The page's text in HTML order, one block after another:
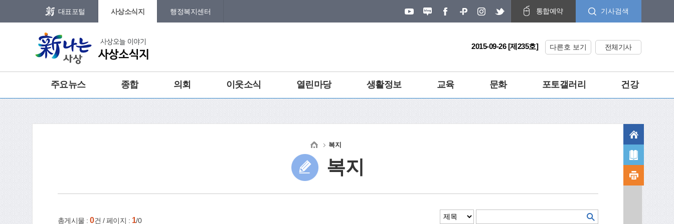
메인메뉴 바로가기
대표포털 사상소식지 행정복지센터 통합예약 기사검색
2015-09-26 [제235호] 다른호 보기 전체기사
주요뉴스 종합 의회 이웃소식 열린마당 생활정보 교육 문화 포토갤러리 건강
복지
복지
총게시물 : 0건 / 페이지 : 1/0